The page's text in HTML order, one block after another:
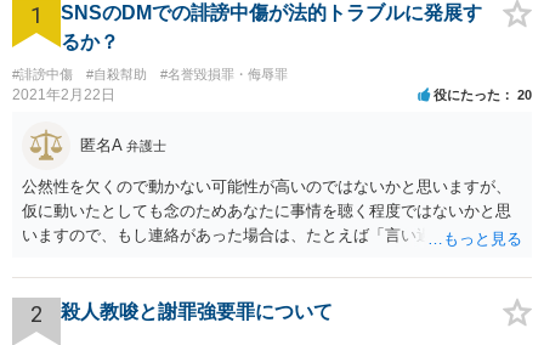
1
SNSのDMでの誹謗中傷が法的トラブルに発展す
るか？
#誹謗中傷 #自殺幇助 #名誉毀損罪・侮辱罪
2021年2月22日 役にたった 20
匿名A 弁護士
公然性を欠くので動かない可能性が高いのではないかと思いますが、
仮に動いたとしても念のためあなたに事情を聴く程度ではないかと思
いますので、もし連絡があった場合は、たとえば「言い過ぎた部分が
ジでのやりとりなので、公然性がないことが明らかなので、名誉毀損
や侮辱には当たらないと考えているが、相手は何らかの理由で公然性
があると言っているのか」と反省の意を示しつつ、なぜ警察が連絡し
2 殺人教唆と謝罪強要罪について